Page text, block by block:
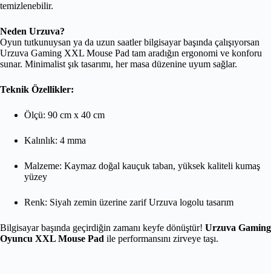
temizlenebilir.
Neden Urzuva?
Oyun tutkunuysan ya da uzun saatler bilgisayar başında çalışıyorsan
Urzuva Gaming XXL Mouse Pad tam aradığın ergonomi ve konforu
sunar. Minimalist şık tasarımı, her masa düzenine uyum sağlar.
Teknik Özellikler:
Ölçü: 90 cm x 40 cm
Kalınlık: 4 mma
Malzeme: Kaymaz doğal kauçuk taban, yüksek kaliteli kumaş
yüzey
Renk: Siyah zemin üzerine zarif Urzuva logolu tasarım
Bilgisayar başında geçirdiğin zamanı keyfe dönüştür! Urzuva Gaming
Oyuncu XXL Mouse Pad ile performansını zirveye taşı.